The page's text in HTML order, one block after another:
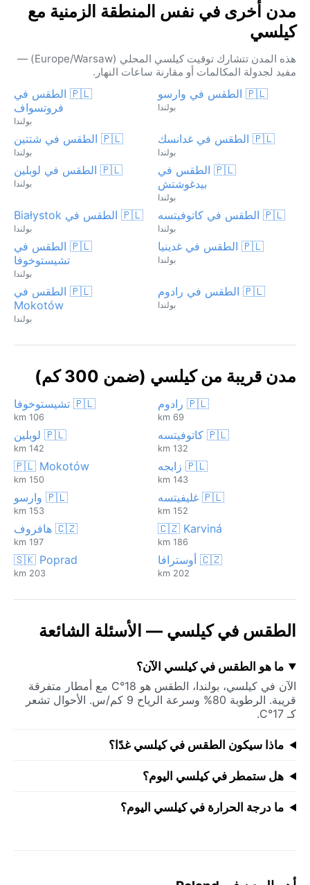
مدن أخرى في نفس المنطقة الزمنية مع
كيلسي
هذه المدن تتشارك توقيت كيلسي المحلي (Europe/Warsaw) —
مفيد لجدولة المكالمات أو مقارنة ساعات النهار.
🇵🇱 الطقس في وارسو
بولندا
🇵🇱 الطقس في
فروتسواف
بولندا
🇵🇱 الطقس في غدانسك
بولندا
🇵🇱 الطقس في شتتين
بولندا
🇵🇱 الطقس في
بيدغوشتش
بولندا
🇵🇱 الطقس في لوبلين
بولندا
🇵🇱 الطقس في كاتوفيتسه
بولندا
🇵🇱 الطقس في Białystok
بولندا
🇵🇱 الطقس في غدينيا
بولندا
🇵🇱 الطقس في
تشيستوخوفا
بولندا
🇵🇱 الطقس في رادوم
بولندا
🇵🇱 الطقس في
Mokotów
بولندا
مدن قريبة من كيلسي (ضمن 300 كم)
🇵🇱 رادوم
69 km
🇵🇱 تشيستوخوفا
106 km
🇵🇱 كاتوفيتسه
132 km
🇵🇱 لوبلين
142 km
🇵🇱 زابجه
143 km
🇵🇱 Mokotów
150 km
🇵🇱 غليفيتسه
152 km
🇵🇱 وارسو
153 km
🇨🇿 Karviná
186 km
🇨🇿 هافروف
197 km
🇨🇿 أوسترافا
202 km
🇸🇰 Poprad
203 km
الطقس في كيلسي — الأسئلة الشائعة
ما هو الطقس في كيلسي الآن؟
الآن في كيلسي، بولندا، الطقس هو 18°C مع أمطار متفرقة
قريبة. الرطوبة 80% وسرعة الرياح 9 كم/س. الأحوال تشعر
كـ 17°C.
ماذا سيكون الطقس في كيلسي غدًا؟
هل ستمطر في كيلسي اليوم؟
ما درجة الحرارة في كيلسي اليوم؟